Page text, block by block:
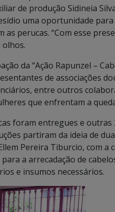
de produção Sidineia
uma oportunidade
as perucas. “Com esse
da “Ação Rapunzel –
de associações
entre outros
que enfrentam a
foram entregues e
partiram da ideia de
Pereira Tiburcio, com
a arrecadação de
e insumos necessários.